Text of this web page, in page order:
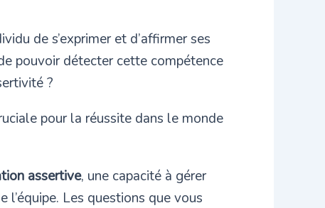
de s’exprimer et d’affirmer ses
pouvoir détecter cette compétence
?
pour la réussite dans le monde
assertive, une capacité à gérer
Les questions que vous